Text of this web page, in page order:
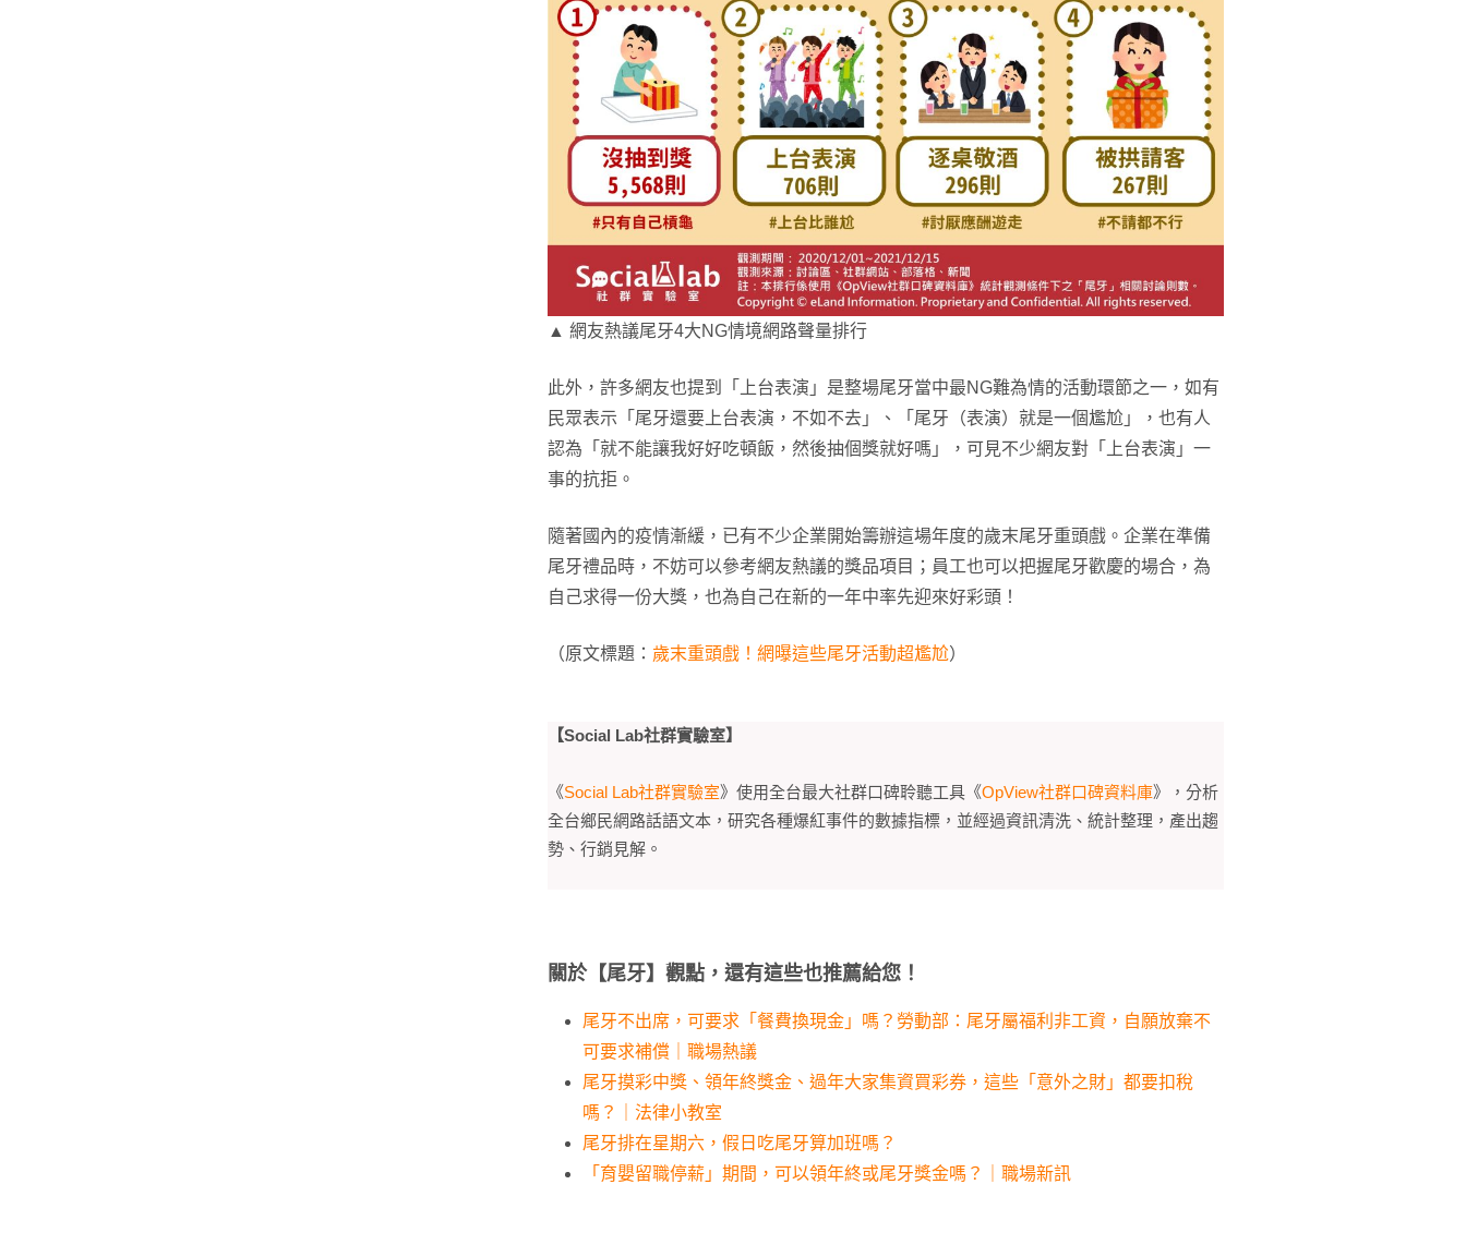
▲ 網友熱議尾牙4大NG情境網路聲量排行
此外，許多網友也提到「上台表演」是整場尾牙當中最NG難為情的活動環節之一，如有
民眾表示「尾牙還要上台表演，不如不去」、「尾牙（表演）就是一個尷尬」，也有人
認為「就不能讓我好好吃頓飯，然後抽個獎就好嗎」，可見不少網友對「上台表演」一
事的抗拒。
隨著國內的疫情漸緩，已有不少企業開始籌辦這場年度的歲末尾牙重頭戲。企業在準備
尾牙禮品時，不妨可以參考網友熱議的獎品項目；員工也可以把握尾牙歡慶的場合，為
自己求得一份大獎，也為自己在新的一年中率先迎來好彩頭！
（原文標題： 歲末重頭戲！網曝這些尾牙活動超尷尬）
【Social Lab社群實驗室】
《Social Lab社群實驗室》使用全台最大社群口碑聆聽工具《OpView社群口碑資料庫》，分析
全台鄉民網路話語文本，研究各種爆紅事件的數據指標，並經過資訊清洗、統計整理，產出趨
勢、行銷見解。
關於【尾牙】觀點，還有這些也推薦給您！
尾牙不出席，可要求「餐費換現金」嗎？勞動部：尾牙屬福利非工資，自願放棄不
可要求補償｜職場熱議
尾牙摸彩中獎、領年終獎金、過年大家集資買彩券，這些「意外之財」都要扣稅
嗎？｜法律小教室
尾牙排在星期六，假日吃尾牙算加班嗎？
「育嬰留職停薪」期間，可以領年終或尾牙獎金嗎？｜職場新訊